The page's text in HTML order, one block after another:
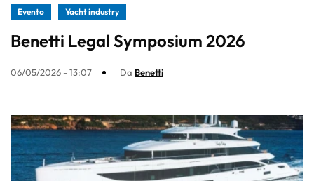
Evento Yacht industry
Benetti Legal Symposium 2026
06/05/2026 - 13:07 Da Benetti